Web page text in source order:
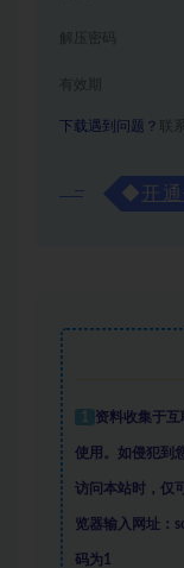
有效期
下载遇到问题？ 联
◆ 开
1 资料收集于互
使用。如侵犯到
访问本站时，仅
览器输入网址：
码为1